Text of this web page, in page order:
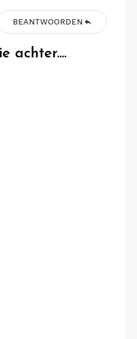
BEANTWOORDEN
achter....